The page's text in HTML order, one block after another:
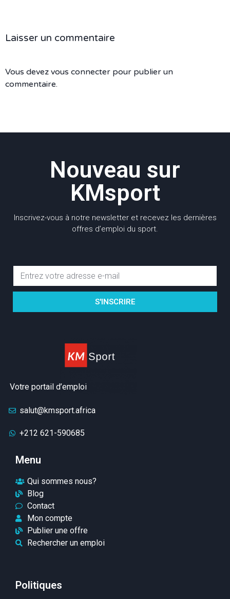
Laisser un commentaire
Vous devez vous connecter pour publier un
commentaire.
Nouveau sur
KMsport
Inscrivez-vous à notre newsletter et recevez les dernières
offres d’emploi du sport.
S'INSCRIRE
Votre portail d’emploi
salut@kmsport.africa
+212 621-590685
Menu
Qui sommes nous?
Blog
Contact
Mon compte
Publier une offre
Rechercher un emploi
Politiques